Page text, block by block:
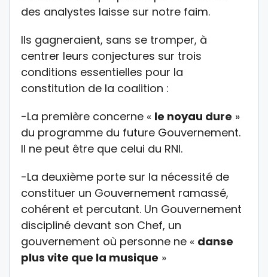
des analystes laisse sur notre faim.
Ils gagneraient, sans se tromper, à
centrer leurs conjectures sur trois
conditions essentielles pour la
constitution de la coalition :
-La première concerne « le noyau dure »
du programme du future Gouvernement.
Il ne peut être que celui du RNI.
-La deuxième porte sur la nécessité de
constituer un Gouvernement ramassé,
cohérent et percutant. Un Gouvernement
discipliné devant son Chef, un
gouvernement où personne ne « danse
plus vite que la musique »